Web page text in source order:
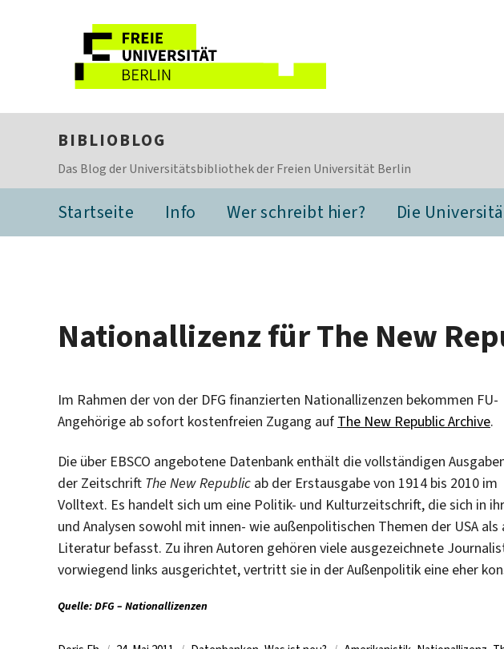
BIBLIOBLOG
Das Blog der Universitätsbibliothek der Freien Universität Berlin
Startseite Info Wer schreibt hier? Die
Nationallizenz für The New
Im Rahmen der von der DFG finanzierten Nationallizenzen bekommen FU-
Angehörige ab sofort kostenfreien Zugang auf The New Republic Archive.
Die über EBSCO angebotene Datenbank enthält die vollständigen
der Zeitschrift The New Republic ab der Erstausgabe von 1914 bis 2010 im
Volltext. Es handelt sich um eine Politik- und Kulturzeitschrift, die sich in
und Analysen sowohl mit innen- wie außenpolitischen Themen der USA
Literatur befasst. Zu ihren Autoren gehören viele ausgezeichnete
vorwiegend links ausgerichtet, vertritt sie in der Außenpolitik eine eher
Quelle: DFG – Nationallizenzen